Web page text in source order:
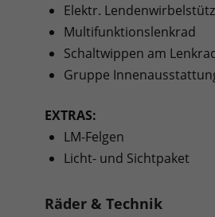
Elektr.
Multifunktionslenkrad
Schaltwippen am
Gruppe
EXTRAS:
LM-Felgen
Licht- und Sichtpaket
Räder & Technik